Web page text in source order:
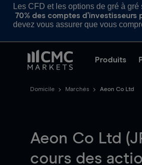
Les CFD et les options de gré à
70% des comptes
devez vous assurer que vous
Produits
Domicile Marchés Aeon Co Ltd
Aeon Co Ltd
cours des